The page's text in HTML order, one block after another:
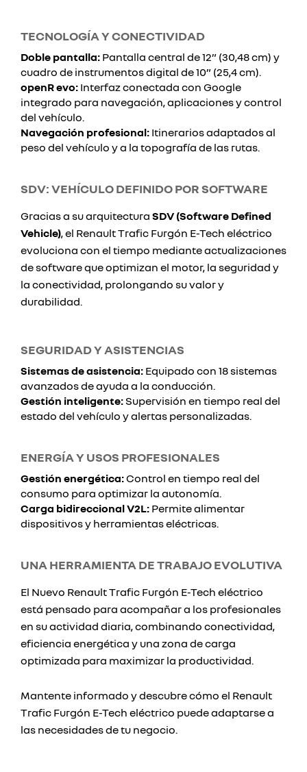
TECNOLOGÍA Y CONECTIVIDAD
Doble pantalla: Pantalla central de 12” (30,48 cm) y
cuadro de instrumentos digital de 10” (25,4 cm).
openR evo: Interfaz conectada con Google
integrado para navegación, aplicaciones y control
del vehículo.
Navegación profesional: Itinerarios adaptados al
peso del vehículo y a la topografía de las rutas.
SDV: VEHÍCULO DEFINIDO POR SOFTWARE
Gracias a su arquitectura SDV (Software Defined
Vehicle), el Renault Trafic Furgón E-Tech eléctrico
evoluciona con el tiempo mediante actualizaciones
de software que optimizan el motor, la seguridad y
la conectividad, prolongando su valor y
durabilidad.
SEGURIDAD Y ASISTENCIAS
Sistemas de asistencia: Equipado con 18 sistemas
avanzados de ayuda a la conducción.
Gestión inteligente: Supervisión en tiempo real del
estado del vehículo y alertas personalizadas.
ENERGÍA Y USOS PROFESIONALES
Gestión energética:Control en tiempo real del
consumo para optimizar la autonomía.
Carga bidireccional V2L: Permite alimentar
dispositivos y herramientas eléctricas.
UNA HERRAMIENTA DE TRABAJO EVOLUTIVA
El Nuevo Renault Trafic Furgón E-Tech eléctrico
está pensado para acompañar a los profesionales
en su actividad diaria, combinando conectividad,
eficiencia energética y una zona de carga
optimizada para maximizar la productividad.
Mantente informado y descubre cómo el Renault
Trafic Furgón E-Tech eléctrico puede adaptarse a
las necesidades de tu negocio.